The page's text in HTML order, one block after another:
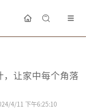
，让家中每个角落
4/11 下午6:25:10